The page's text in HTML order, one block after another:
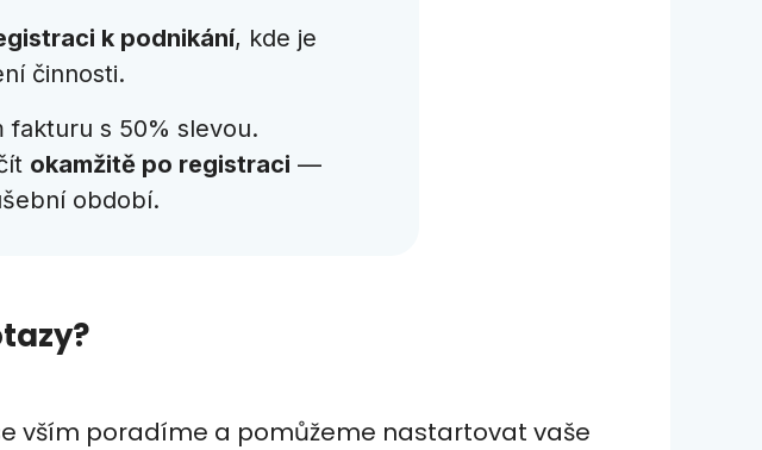
k podnikání, kde je
činnosti.
fakturu s 50% slevou.
okamžitě po registraci —
období.
vším poradíme a pomůžeme nastartovat vaše